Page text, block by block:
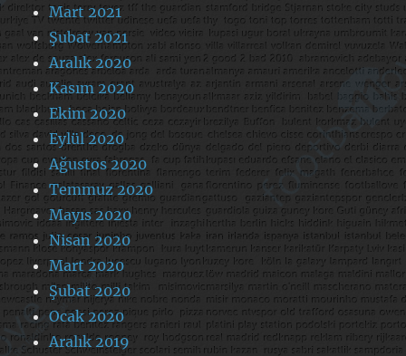
Mart 2021
Şubat 2021
Aralık 2020
Kasım 2020
Ekim 2020
Eylül 2020
Ağustos 2020
Temmuz 2020
Mayıs 2020
Nisan 2020
Mart 2020
Şubat 2020
Ocak 2020
Aralık 2019